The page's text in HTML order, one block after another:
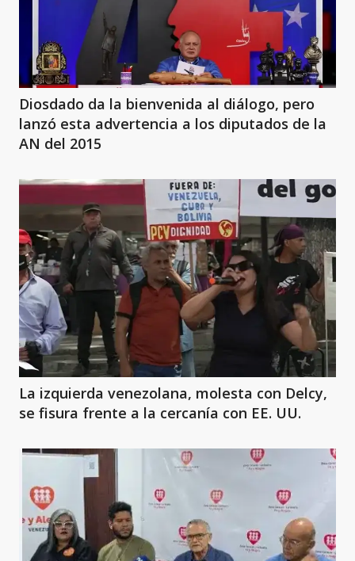
Diosdado da la bienvenida al diálogo, pero
lanzó esta advertencia a los diputados de la
AN del 2015
La izquierda venezolana, molesta con Delcy,
se fisura frente a la cercanía con EE. UU.